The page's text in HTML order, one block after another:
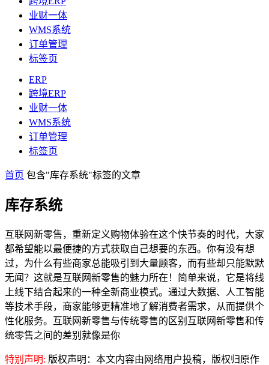
业财一体
WMS系统
订单管理
标签页
ERP
跨境ERP
业财一体
WMS系统
订单管理
标签页
首页 包含"库存系统"标签的文章
库存系统
互联网新零售，重新定义购物体验在这个快节奏的时代，大家
都希望能以最便捷的方式获取自己想要的东西。你有没有想
过，为什么有些商家总能吸引到大量顾客，而有些却只能默默
无闻？这就是互联网新零售的魅力所在！简单来说，它是将线
上线下结合起来的一种全新商业模式。通过大数据、人工智能
等技术手段，商家能够更精准地了解消费者需求，从而提供个
性化服务。互联网新零售与传统零售的区别互联网新零售和传
统零售之间的差别就像是你
特别声明: 版权声明：本文内容由网络用户投稿，版权归原作